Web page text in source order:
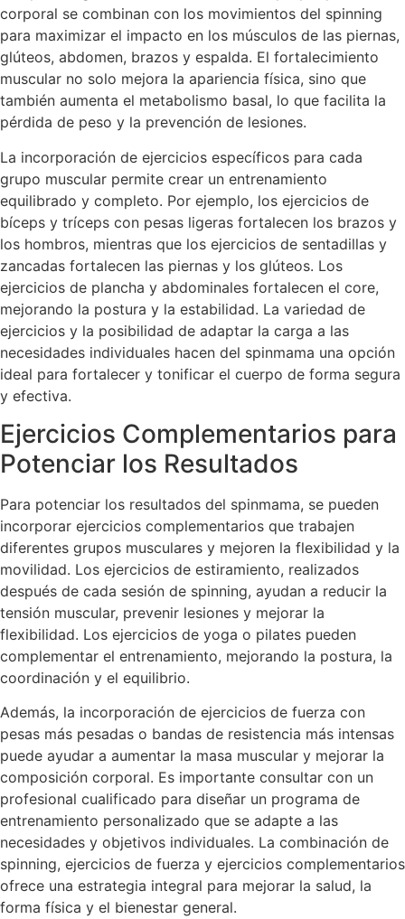
corporal se combinan con los movimientos del spinning
para maximizar el impacto en los músculos de las piernas,
glúteos, abdomen, brazos y espalda. El fortalecimiento
muscular no solo mejora la apariencia física, sino que
también aumenta el metabolismo basal, lo que facilita la
pérdida de peso y la prevención de lesiones.
La incorporación de ejercicios específicos para cada
grupo muscular permite crear un entrenamiento
equilibrado y completo. Por ejemplo, los ejercicios de
bíceps y tríceps con pesas ligeras fortalecen los brazos y
los hombros, mientras que los ejercicios de sentadillas y
zancadas fortalecen las piernas y los glúteos. Los
ejercicios de plancha y abdominales fortalecen el core,
mejorando la postura y la estabilidad. La variedad de
ejercicios y la posibilidad de adaptar la carga a las
necesidades individuales hacen del spinmama una opción
ideal para fortalecer y tonificar el cuerpo de forma segura
y efectiva.
Ejercicios Complementarios para
Potenciar los Resultados
Para potenciar los resultados del spinmama, se pueden
incorporar ejercicios complementarios que trabajen
diferentes grupos musculares y mejoren la flexibilidad y la
movilidad. Los ejercicios de estiramiento, realizados
después de cada sesión de spinning, ayudan a reducir la
tensión muscular, prevenir lesiones y mejorar la
flexibilidad. Los ejercicios de yoga o pilates pueden
complementar el entrenamiento, mejorando la postura, la
coordinación y el equilibrio.
Además, la incorporación de ejercicios de fuerza con
pesas más pesadas o bandas de resistencia más intensas
puede ayudar a aumentar la masa muscular y mejorar la
composición corporal. Es importante consultar con un
profesional cualificado para diseñar un programa de
entrenamiento personalizado que se adapte a las
necesidades y objetivos individuales. La combinación de
spinning, ejercicios de fuerza y ejercicios complementarios
ofrece una estrategia integral para mejorar la salud, la
forma física y el bienestar general.